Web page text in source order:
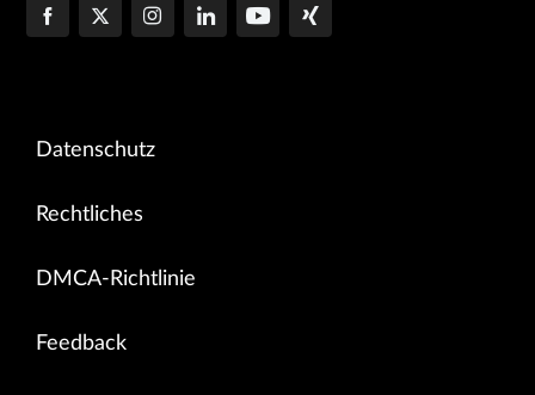
Datenschutz
Rechtliches
DMCA-Richtlinie
Feedback